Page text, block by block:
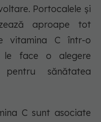
Portocalele și
aproape tot
vitamina C într-o
le face o alegere
sănătatea
C sunt asociate